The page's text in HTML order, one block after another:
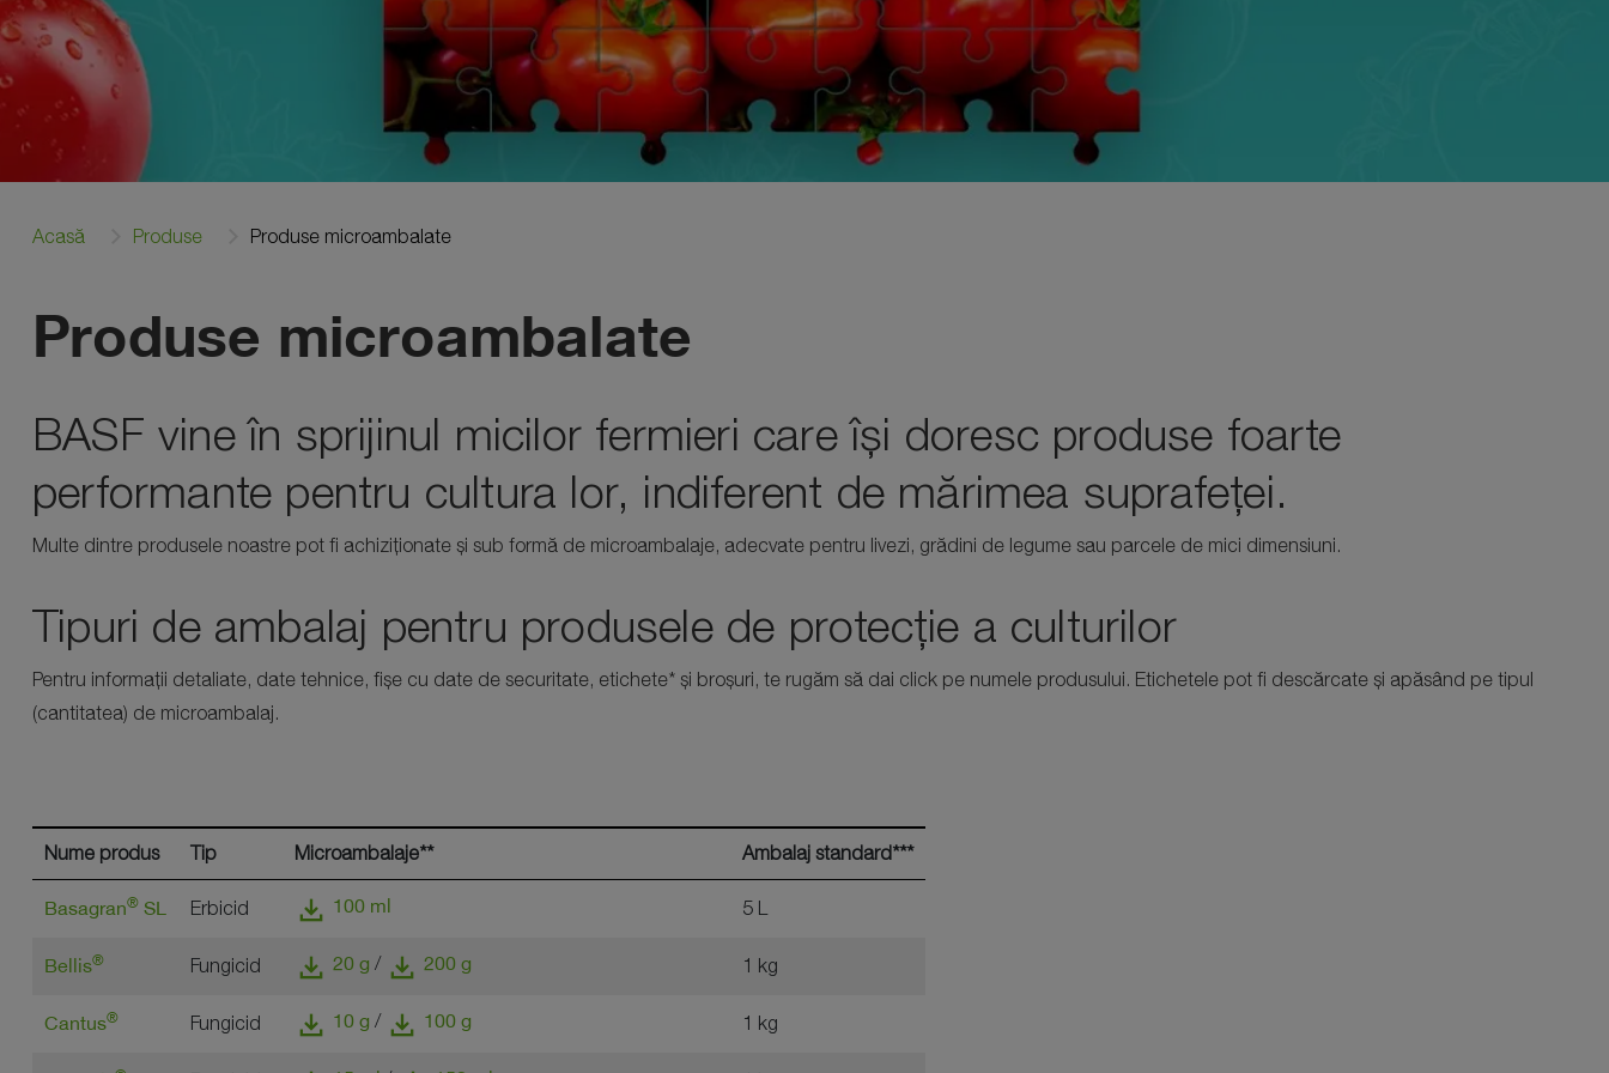
Acasă Produse Produse microambalate
Produse microambalate
BASF vine în sprijinul micilor fermieri care își doresc produse foarte
performante pentru cultura lor, indiferent de mărimea suprafeței.
Multe dintre produsele noastre pot fi achiziționate și sub formă de microambalaje, adecvate pentru livezi, grădini de legume sau parcele de mici dimensiuni.
Tipuri de ambalaj pentru produsele de protecție a culturilor
Pentru informații detaliate, date tehnice, fișe cu date de securitate, etichete* și broșuri, te rugăm să dai click pe numele produsului. Etichetele pot fi descărcate și apăsând pe tipul
(cantitatea) de microambalaj.
Nume produs Tip Microambalaje** Ambalaj standard***
Basagran® SL Erbicid download 100 ml 5 L
Bellis® Fungicid download 20 g / download 200 g 1 kg
Cantus® Fungicid download 10 g / download 100 g 1 kg